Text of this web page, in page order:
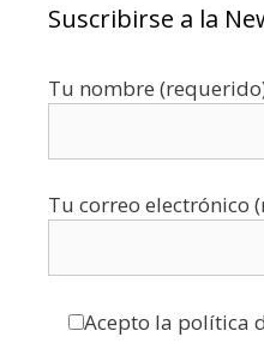
Suscribirse a la
Tu nombre
Tu correo electrónico
Acepto la política